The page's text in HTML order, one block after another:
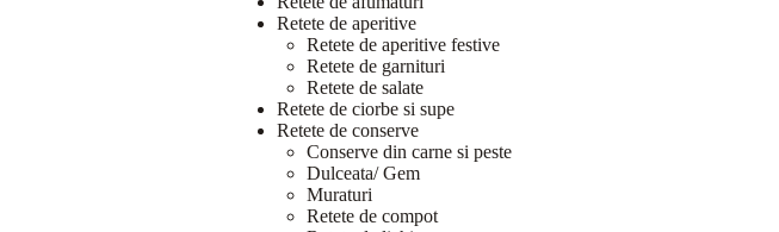
Retete de aperitive
Retete de aperitive festive
Retete de garnituri
Retete de salate
Retete de ciorbe si supe
Retete de conserve
Conserve din carne si peste
Dulceata/ Gem
Muraturi
Retete de compot